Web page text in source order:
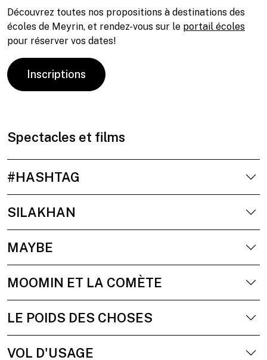
Découvrez toutes nos propositions à destinations des
écoles de Meyrin, et rendez-vous sur le portail écoles
pour réserver vos dates!
Inscriptions
Spectacles et films
#HASHTAG
SILAKHAN
MAYBE
MOOMIN ET LA COMÈTE
LE POIDS DES CHOSES
VOL D'USAGE